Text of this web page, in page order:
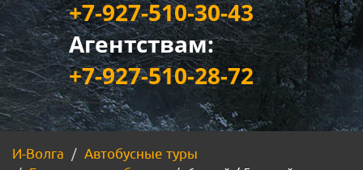
+7-927-510-30-43
Агентствам:
+7-927-510-28-72
И-Волга
Автобусные туры